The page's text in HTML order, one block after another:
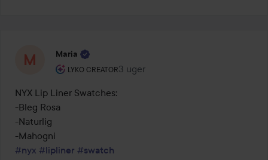
Maria
LYKO CREATOR
Brugerens rolle: Lyko Creator.
3 uger
Posten blev oprettet 3 uger
NYX Lip Liner Swatches:
-Bleg Rosa
-Naturlig
#nyx #lipliner #swatch